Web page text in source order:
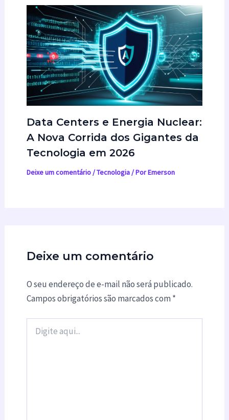
Data Centers e Energia Nuclear:
A Nova Corrida dos Gigantes da
Tecnologia em 2026
Deixe um comentário/Tecnologia/ PorEmerson
Deixe um comentário
O seu endereço de e-mail não será publicado.
Campos obrigatórios são marcados com*
aqui...